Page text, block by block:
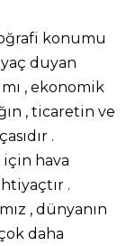
konumu
duyan
, ekonomik
, ticaretin ve
.
için hava
.
, dünyanın
daha